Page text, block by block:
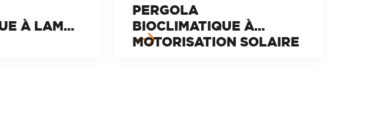
À LAMES
PERGOLA
BIOCLIMATIQUE À
MOTORISATION SOLAIRE